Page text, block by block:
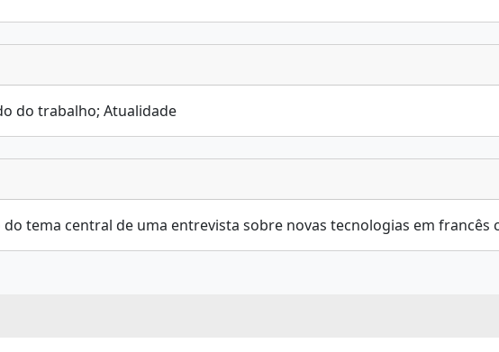
do trabalho; Atualidade
tema central de uma entrevista sobre novas tecnologias em francês